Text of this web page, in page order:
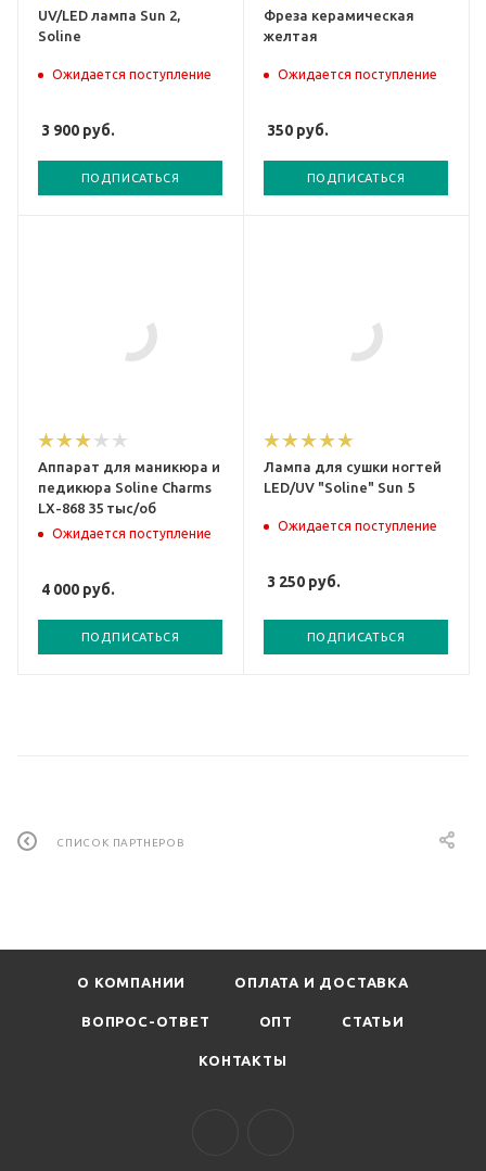
UV/LED лампа Sun 2,
Soline
Ожидается поступление
3 900 руб.
ПОДПИСАТЬСЯ
Фреза керамическая
желтая
Ожидается поступление
350 руб.
ПОДПИСАТЬСЯ
Аппарат для маникюра и
педикюра Soline Charms
LX-868 35 тыс/об
Ожидается поступление
4 000 руб.
ПОДПИСАТЬСЯ
Лампа для сушки ногтей
LED/UV "Soline" Sun 5
Ожидается поступление
3 250 руб.
ПОДПИСАТЬСЯ
СПИСОК ПАРТНЕРОВ
О КОМПАНИИ ОПЛАТА И ДОСТАВКА
ВОПРОС-ОТВЕТ ОПТ СТАТЬИ
КОНТАКТЫ